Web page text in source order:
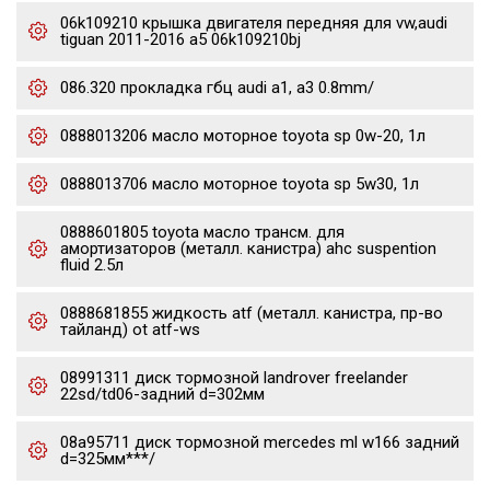
06k109210 крышка двигателя передняя для vw,audi
tiguan 2011-2016 a5 06k109210bj
086.320 прокладка гбц audi a1, a3 0.8mm/
0888013206 масло моторное toyota sp 0w-20, 1л
0888013706 масло моторное toyota sp 5w30, 1л
0888601805 toyota масло трансм. для
амортизаторов (металл. канистра) ahc suspention
fluid 2.5л
0888681855 жидкость atf (металл. канистра, пр-во
тайланд) ot atf-ws
08991311 диск тормозной landrover freelander
22sd/td06-задний d=302мм
08a95711 диск тормозной mercedes ml w166 задний
d=325мм***/